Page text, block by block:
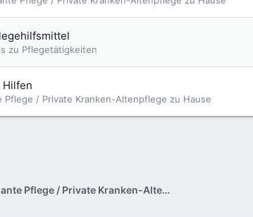
zu Pflegetätigkeiten
Pflege / Private Kranken-Altenpflege zu Hause
Ambulante Pflege / Private Kranken-Altenpflege zu Hause